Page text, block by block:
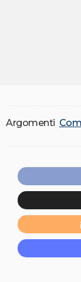
Argomenti